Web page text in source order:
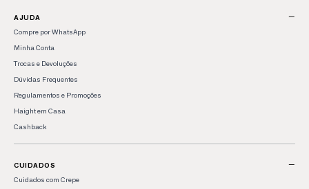
AJUDA −
Compre por WhatsApp
Minha Conta
Trocas e Devoluções
Dúvidas Frequentes
Regulamentos e Promoções
Haight em Casa
Cashback
CUIDADOS −
Cuidados com Crepe